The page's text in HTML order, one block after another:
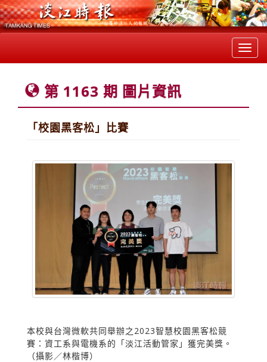
第 1163 期 圖片資訊
「校園黑客松」比賽
本校與台灣微軟共同舉辦之2023智慧校園黑客松競
賽：資工系與電機系的「淡江活動管家」獲完美獎。
（攝影／林楷博）